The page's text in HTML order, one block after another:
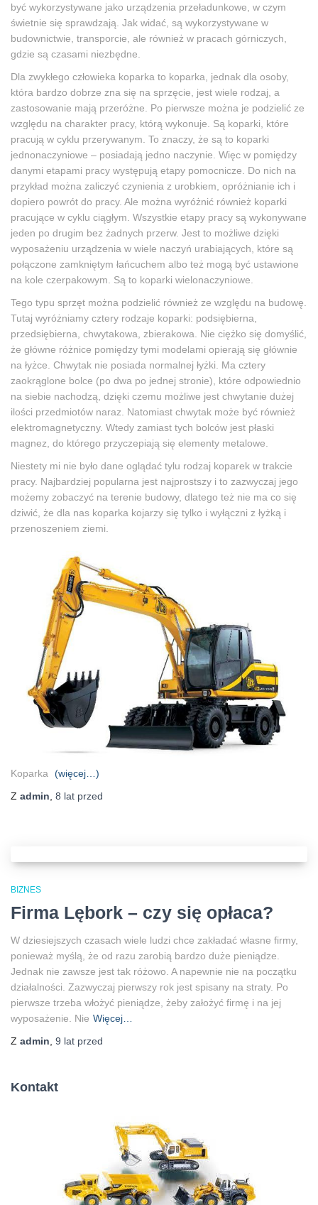
być wykorzystywane jako urządzenia przeładunkowe, w czym
świetnie się sprawdzają. Jak widać, są wykorzystywane w
budownictwie, transporcie, ale również w pracach górniczych,
gdzie są czasami niezbędne.
Dla zwykłego człowieka koparka to koparka, jednak dla osoby,
która bardzo dobrze zna się na sprzęcie, jest wiele rodzaj, a
zastosowanie mają przeróżne. Po pierwsze można je podzielić ze
względu na charakter pracy, którą wykonuje. Są koparki, które
pracują w cyklu przerywanym. To znaczy, że są to koparki
jednonaczyniowe – posiadają jedno naczynie. Więc w pomiędzy
danymi etapami pracy występują etapy pomocnicze. Do nich na
przykład można zaliczyć czynienia z urobkiem, opróżnianie ich i
dopiero powrót do pracy. Ale można wyróżnić również koparki
pracujące w cyklu ciągłym. Wszystkie etapy pracy są wykonywane
jeden po drugim bez żadnych przerw. Jest to możliwe dzięki
wyposażeniu urządzenia w wiele naczyń urabiających, które są
połączone zamkniętym łańcuchem albo też mogą być ustawione
na kole czerpakowym. Są to koparki wielonaczyniowe.
Tego typu sprzęt można podzielić również ze względu na budowę.
Tutaj wyróżniamy cztery rodzaje koparki: podsiębierna,
przedsiębierna, chwytakowa, zbierakowa. Nie ciężko się domyślić,
że główne różnice pomiędzy tymi modelami opierają się głównie
na łyżce. Chwytak nie posiada normalnej łyżki. Ma cztery
zaokrąglone bolce (po dwa po jednej stronie), które odpowiednio
na siebie nachodzą, dzięki czemu możliwe jest chwytanie dużej
ilości przedmiotów naraz. Natomiast chwytak może być również
elektromagnetyczny. Wtedy zamiast tych bolców jest płaski
magnez, do którego przyczepiają się elementy metalowe.
Niestety mi nie było dane oglądać tylu rodzaj koparek w trakcie
pracy. Najbardziej popularna jest najprostszy i to zazwyczaj jego
możemy zobaczyć na terenie budowy, dlatego też nie ma co się
dziwić, że dla nas koparka kojarzy się tylko i wyłączni z łyżką i
przenoszeniem ziemi.
Koparka
(więcej…)
Z admin 8 lat przed
BIZNES
Firma Lębork – czy się opłaca?
W dziesiejszych czasach wiele ludzi chce zakładać własne firmy,
ponieważ myślą, że od razu zarobią bardzo duże pieniądze.
Jednak nie zawsze jest tak różowo. A napewnie nie na początku
działalności. Zazwyczaj pierwszy rok jest spisany na straty. Po
pierwsze trzeba włożyć pieniądze, żeby założyć firmę i na jej
wyposażenie. Nie Więcej…
Z admin 9 lat przed
Kontakt